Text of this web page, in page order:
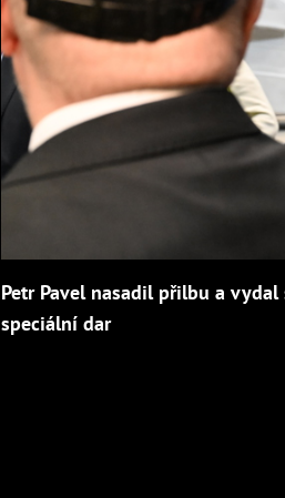
Petr Pavel nasadil přilbu a
speciální dar